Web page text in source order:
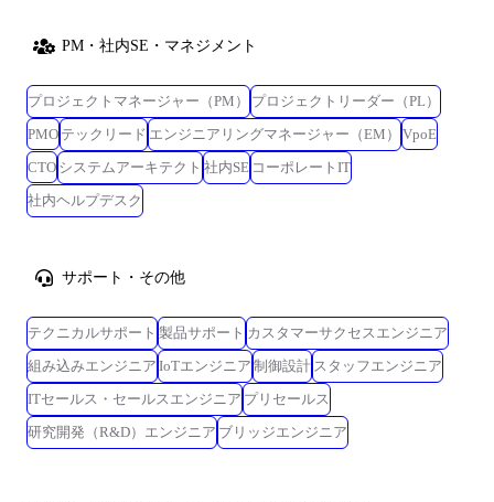
PM・社内SE・マネジメント
プロジェクトマネージャー（PM）
プロジェクトリーダー（PL）
PMO テックリード エンジニアリングマネージャー（EM）
VpoE
CTO システムアーキテクト 社内SE コーポレートIT
社内ヘルプデスク
サポート・その他
テクニカルサポート 製品サポート カスタマーサクセスエンジニア
組み込みエンジニア IoTエンジニア 制御設計 スタッフエンジニア
ITセールス・セールスエンジニア プリセールス
研究開発（R&D）エンジニア ブリッジエンジニア